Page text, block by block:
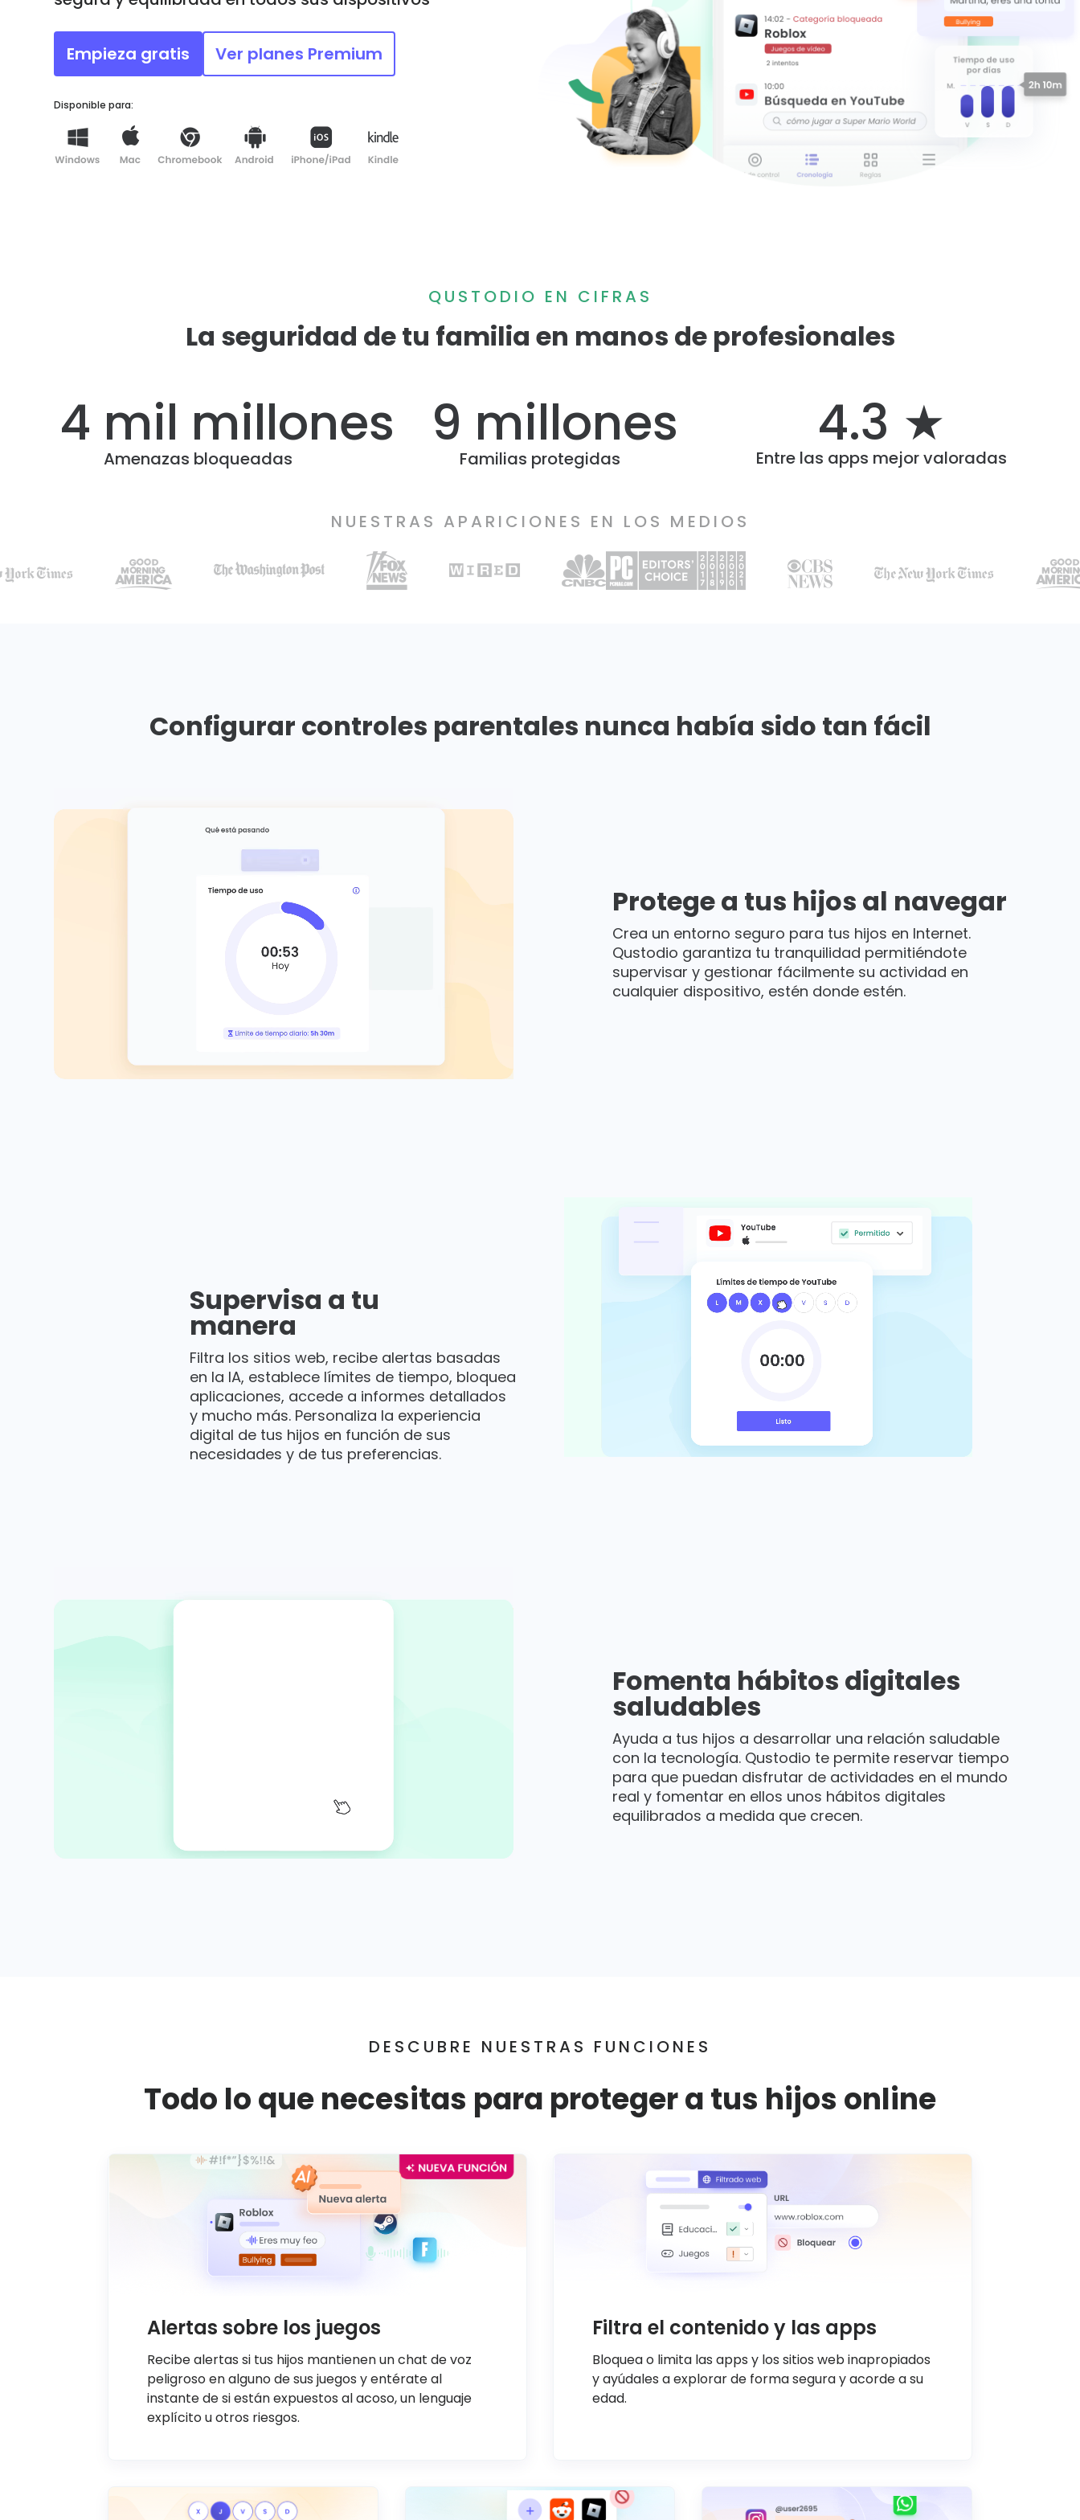
los padres
Empieza gratis Ver planes Premium
Disponible para:
QUSTODIO EN CIFRAS
La seguridad de tu familia en manos de profesionales
4 mil millones
Amenazas bloqueadas
9 millones
Familias protegidas
4.3 ★
Entre las apps mejor valoradas
NUESTRAS APARICIONES EN LOS MEDIOS
Configurar controles parentales nunca había sido tan fácil
Protege a tus hijos al navegar
Crea un entorno seguro para tus hijos en Internet.
Qustodio garantiza tu tranquilidad permitiéndote
supervisar y gestionar fácilmente su actividad en
cualquier dispositivo, estén donde estén.
Supervisa a tu
manera
Filtra los sitios web, recibe alertas basadas
en la IA, establece límites de tiempo, bloquea
aplicaciones, accede a informes detallados
y mucho más. Personaliza la experiencia
digital de tus hijos en función de sus
necesidades y de tus preferencias.
Fomenta hábitos digitales
saludables
Ayuda a tus hijos a desarrollar una relación saludable
con la tecnología. Qustodio te permite reservar tiempo
para que puedan disfrutar de actividades en el mundo
real y fomentar en ellos unos hábitos digitales
equilibrados a medida que crecen.
DESCUBRE NUESTRAS FUNCIONES
Todo lo que necesitas para proteger a tus hijos online
Alertas sobre los juegos
Recibe alertas si tus hijos mantienen un chat de voz
peligroso en alguno de sus juegos y entérate al
instante de si están expuestos al acoso, un lenguaje
explícito u otros riesgos.
Filtra el contenido y las apps
Bloquea o limita las apps y los sitios web inapropiados
y ayúdales a explorar de forma segura y acorde a su
edad.